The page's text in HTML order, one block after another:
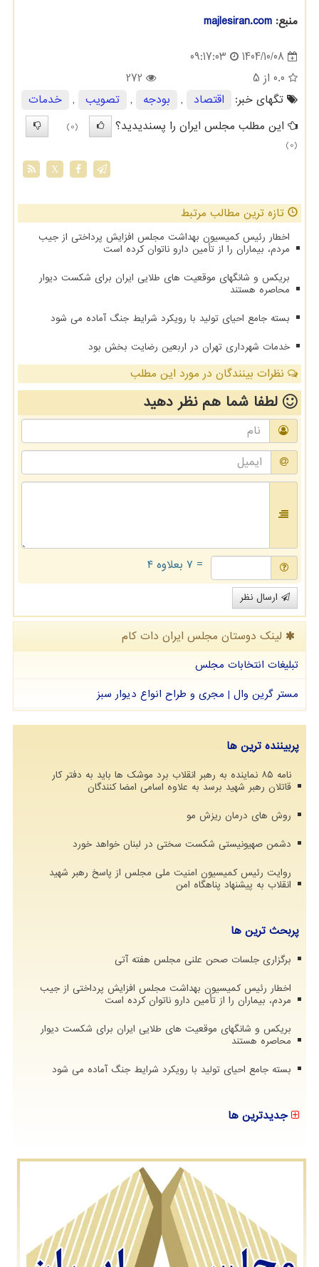
منبع: majlesiran.com
1404/10/08
09:17:03
0.0 از 5
272
تگهای خبر:
اقتصاد , بودجه , تصویب ,
خدمات
این مطلب مجلس ایران را پسندیدید؟
(0)
(0)
X
تازه ترین مطالب مرتبط
اخطار رئیس کمیسیون بهداشت مجلس افزایش پرداختی از جیب
مردم، بیماران را از تأمین دارو ناتوان کرده است
بریکس و شانگهای موقعیت های طلایی ایران برای شکست دیوار
محاصره هستند
بسته جامع احیای تولید با رویکرد شرایط جنگ آماده می شود
خدمات شهرداری تهران در اربعین رضایت بخش بود
نظرات بینندگان در مورد این مطلب
لطفا شما همنظر دهید
= ۷ بعلاوه ۴
ارسال نظر
لینک دوستان مجلس ایران دات كام
تبلیغات انتخابات مجلس
مستر گرین وال | مجری و طراح انواع دیوار سبز
پربیننده ترین ها
نامه ۸۵ نماینده به رهبر انقلاب برد موشک ها باید به دفتر کار
قاتلان رهبر شهید برسد به علاوه اسامی امضا کنندگان
روش های درمان ریزش مو
دشمن صهیونیستی شکست سختی در لبنان خواهد خورد
روایت رئیس کمیسیون امنیت ملی مجلس از پاسخ رهبر شهید
انقلاب به پیشنهاد پناهگاه امن
پربحث ترین ها
برگزاری جلسات صحن علنی مجلس هفته آتی
اخطار رئیس کمیسیون بهداشت مجلس افزایش پرداختی از جیب
مردم، بیماران را از تأمین دارو ناتوان کرده است
بریکس و شانگهای موقعیت های طلایی ایران برای شکست دیوار
محاصره هستند
بسته جامع احیای تولید با رویکرد شرایط جنگ آماده می شود
جدیدترین ها